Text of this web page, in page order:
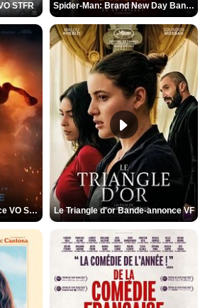
STFR Spider-Man: Brand New Day Bande-annonce VO STFR
L'Odyssée Bande-annonce VO STFR Le Triangle d'or Bande-annonce VF